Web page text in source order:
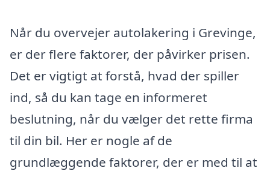
Når du overvejer autolakering i Grevinge,
er der flere faktorer, der påvirker prisen.
Det er vigtigt at forstå, hvad der spiller
ind, så du kan tage en informeret
beslutning, når du vælger det rette firma
til din bil. Her er nogle af de
grundlæggende faktorer, der er med til at